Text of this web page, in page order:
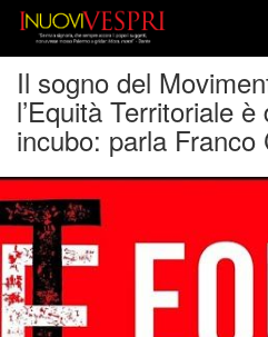
Il sogno del
l’Equità Territoriale
incubo: parla Franco